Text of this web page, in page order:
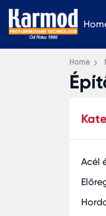
Home
Acél